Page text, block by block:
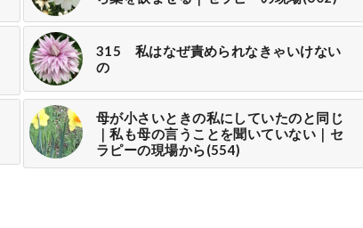
315 私はなぜ責められなきゃいけない
の
母が小さいときの私にしていたのと同じ
｜私も母の言うことを聞いていない｜セ
ラピーの現場から(554)